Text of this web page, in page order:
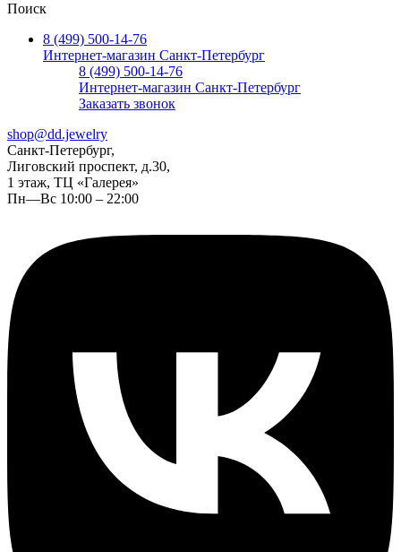
Поиск
8 (499) 500-14-76
Интернет-магазин Санкт-Петербург
8 (499) 500-14-76
Интернет-магазин Санкт-Петербург
Заказать звонок
shop@dd.jewelry
Санкт-Петербург,
Лиговский проспект, д.30,
1 этаж, ТЦ «Галерея»
Пн—Вс 10:00 – 22:00